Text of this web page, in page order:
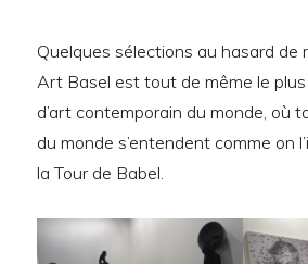
Quelques sélections au hasard de
Art Basel est tout de même le
d’art contemporain du monde, où
du monde s’entendent comme on
la Tour de Babel.